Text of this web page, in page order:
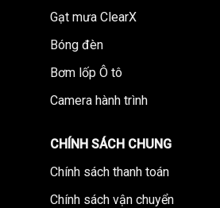
Gạt mưa ClearX
Bóng đèn
Bơm lốp Ô tô
Camera hành trình
CHÍNH SÁCH CHUNG
Chính sách thanh toán
Chính sách vận chuyển